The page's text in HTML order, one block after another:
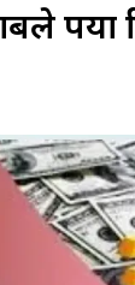
रुपया